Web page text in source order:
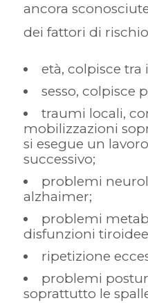
ancora
dei fattori di
età, colpisce tra
sesso, colpisce
traumi locali,
mobilizzazioni
si esegue un
successivo;
problemi
alzhaimer;
problemi
disfunzioni
ripetizione
problemi
soprattutto le